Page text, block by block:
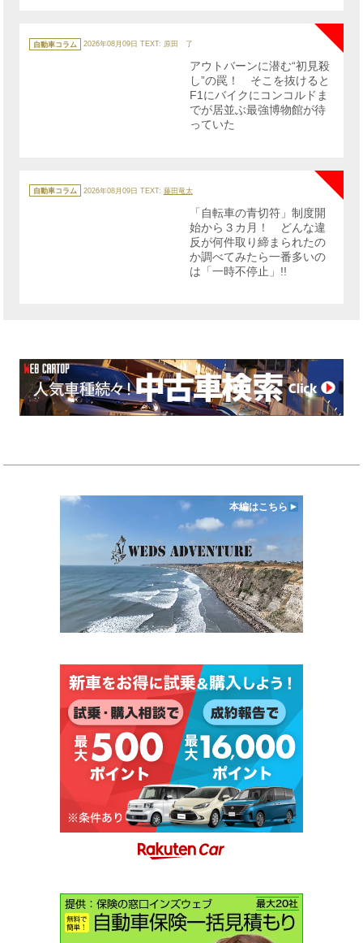
テ
ゴ
自動車コラム 2026年08月09日 TEXT: 原田 了
アウトバーンに潜む“初見殺
し”の罠！ そこを抜けると
F1にバイクにコンコルドま
でが居並ぶ最強博物館が待
っていた
テ
ゴ
自動車コラム 2026年08月09日 TEXT: 藤田竜太
「自転車の青切符」制度開
始から３カ月！ どんな違
反が何件取り締まられたの
か調べてみたら一番多いの
は「一時不停止」!!
本編はこちら